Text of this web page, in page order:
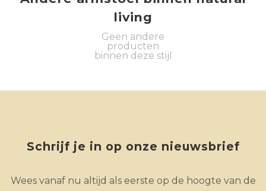
living
Geen andere
producten
binnen deze stijl
Schrijf je in op onze nieuwsbrief
Wees vanaf nu altijd als eerste op de hoogte van de